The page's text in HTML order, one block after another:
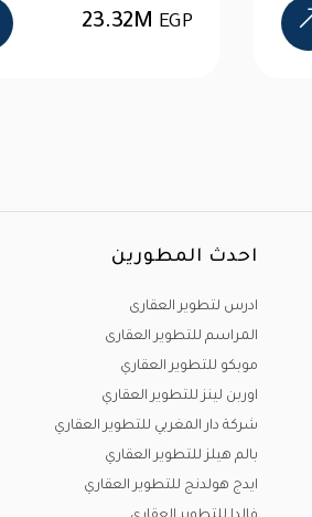
EGP
احدث المطورين
ادرس لتطوير العقارى
المراسم للتطوير العقارى
موبكو للتطوير العقاري
اوربن لينز للتطوير العقاري
شركة دار المغربي للتطوير العقاري
بالم هيلز للتطوير العقاري
ايدج هولدنج للتطوير العقاري